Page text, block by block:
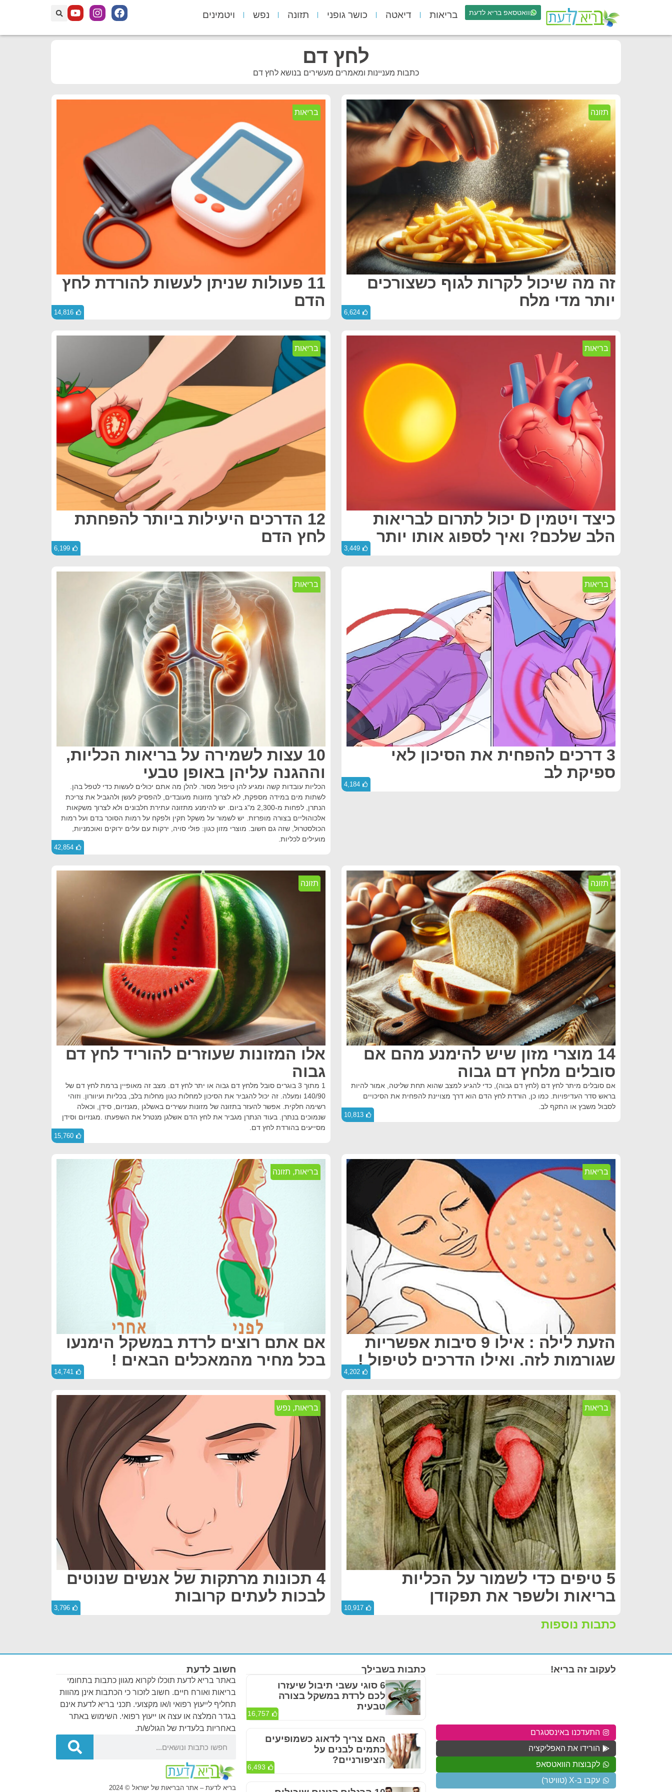
וואטסאפ בריא לדעת בריאות דיאטה כושר גופני תזונה נפש ויטמינים
לחץ דם
כתבות מעניינות ומאמרים מעשירים בנושא לחץ דם
תזונה
זה מה שיכול לקרות לגוף כשצורכים
יותר מדי מלח
6,624
בריאות
11 פעולות שניתן לעשות להורדת לחץ
הדם
14,816
בריאות
כיצד ויטמין D יכול לתרום לבריאות
הלב שלכם? ואיך לספוג אותו יותר
3,449
בריאות
12 הדרכים היעילות ביותר להפחתת
לחץ הדם
6,199
בריאות
3 דרכים להפחית את הסיכון לאי
ספיקת לב
4,184
בריאות
10 עצות לשמירה על בריאות הכליות,
וההגנה עליהן באופן טבעי
הכליות עובדות קשה ומגיע להן טיפול מסור. להלן מה אתם יכולים לעשות כדי לטפל בהן.
לשתות מים במידה מספקת, לא לצרוך מזונות מעובדים, להפסיק לעשן ולהגביל את צריכת
הנתרן, לפחות מ-2,300 מ"ג ביום. יש להימנע מתזונה עתירת חלבונים ולא לצרוך משקאות
אלכוהוליים בצורה מופרזת. יש לשמור על משקל תקין ולפקח על רמות הסוכר בדם ועל רמות
הכולסטרול, שזה גם חשוב. מוצרי מזון כגון: פולי סויה, ירקות עם עלים ירוקים ואוכמניות,
מועילים לכליות.
42,854
תזונה
14 מוצרי מזון שיש להימנע מהם אם
סובלים מלחץ דם גבוה
אם סובלים מיתר לחץ דם (לחץ דם גבוה), כדי להגיע למצב שהוא תחת שליטה, אמור להיות
בראש סדר העדיפויות. כמו כן, הורדת לחץ הדם הוא דרך מצויינת להפחית את הסיכויים
לסבול משבץ או התקף לב.
10,813
תזונה
אלו המזונות שעוזרים להוריד לחץ דם
גבוה
1 מתוך 3 בוגרים סובל מלחץ דם גבוה או יתר לחץ דם. מצב זה מאופיין ברמת לחץ דם של
140/90 ומעלה. זה יכול להגביר את הסיכון למחלות כגון מחלות בלב, בכליות ועיוורון. וזוהי
רשימה חלקית. אפשר להעזר בתזונה של מזונות עשירים באשלגן ,מגנזיום, סידן, וכאלה
שנמוכים בנתרן. בעוד הנתרן מגביר את לחץ הדם אשלגן מנטרל את השפעתו .מגנזיום וסידן
מסייעים בהורדת לחץ דם.
15,760
בריאות
הזעת לילה : אילו 9 סיבות אפשריות
שגורמות לזה. ואילו הדרכים לטיפול !
4,202
בריאות, תזונה
אם אתם רוצים לרדת במשקל הימנעו
בכל מחיר מהמאכלים הבאים !
14,741
בריאות
5 טיפים כדי לשמור על הכליות
בריאות ולשפר את תפקודן
10,917
בריאות, נפש
4 תכונות מרתקות של אנשים שנוטים
לבכות לעתים קרובות
3,796
כתבות נוספות
חשוב לדעת
באתר בריא לדעת תוכלו לקרוא מגוון כתבות בתחומי
בריאות ואורח חיים. חשוב לזכור כי הכתבות אינן מהוות
תחליף לייעוץ רפואי ו/או מקצועי. תכני בריא לדעת אינם
בגדר המלצה או עצה או ייעוץ רפואי. השימוש באתר
באחריות בלעדית של הגולש/ת.
בריא לדעת – אתר הבריאות של ישראל © 2024
כתבות בשבילך
6 סוגי עשבי תיבול שיעזרו
לכם לרדת במשקל בצורה
טבעית
16,757
האם צריך לדאוג כשמופיעים
כתמים לבנים על
הציפורניים?
6,493
לעקוב זה בריא!
התעדכנו באינסטגרם
הורידו את האפליקציה
לקבוצות הוואטסאפ
עקבו ב-X (טוויטר)